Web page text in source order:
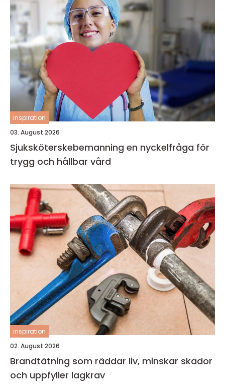
inspiration
03. August 2026
Sjuksköterskebemanning en nyckelfråga för
trygg och hållbar vård
inspiration
02. August 2026
Brandtätning som räddar liv, minskar skador
och uppfyller lagkrav